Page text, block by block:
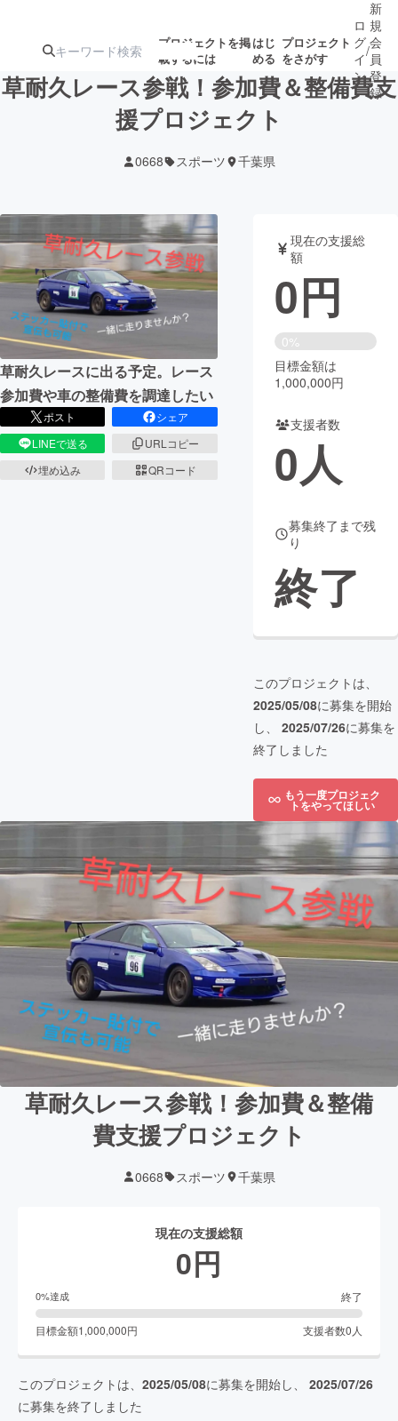
プロジェクトを掲
載するには
はじ
める
プロジェクト
をさがす
ジェクト
募集終了が近いプ
ロジェクト
アート・写真 音楽
テクノロジー・ガジェット ゲーム・サ
映像・映画 書籍・雑誌
ビジネス・起業 チャレンジ
まちづくり・地域活性化
CAMPFIRE Creation
ロ
グ
イ
ン
/
新
規
会
員
登
録
草耐久レース参戦！参加費＆整備費支
援プロジェクト
0668 スポーツ 千葉県
草耐久レースに出る予定。レース
参加費や車の整備費を調達したい
ポスト
シェア
LINEで送る
URLコピー
埋め込み
QRコード
現在の支援総
額
0円
0%
目標金額は
1,000,000円
支援者数
0人
募集終了まで残
り
終了
このプロジェクトは、
2025/05/08に募集を開始
し、 2025/07/26に募集を
終了しました
もう一度プロジェク
トをやってほしい
草耐久レース参戦！参加費＆整備
費支援プロジェクト
0668 スポーツ 千葉県
現在の支援総額
0円
0%達成 終了
目標金額1,000,000円 支援者数0 人
このプロジェクトは、 2025/05/08に募集を開始し、 2025/07/26
に募集を終了しました